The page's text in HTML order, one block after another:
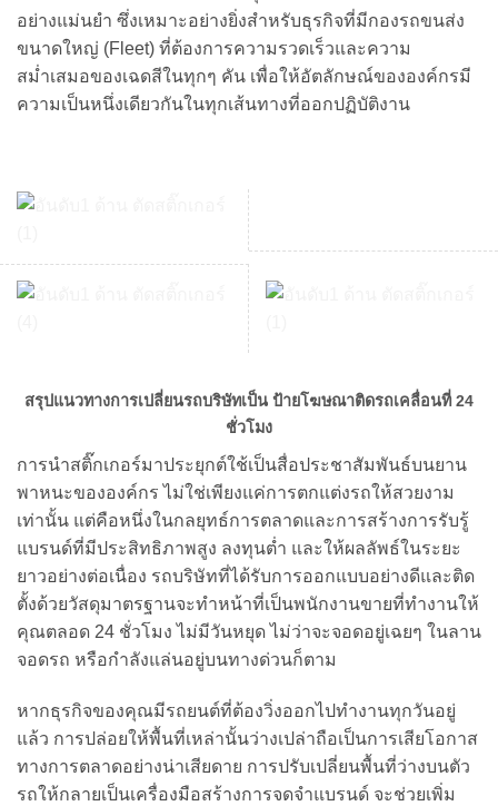
อย่างแม่นยำ ซึ่งเหมาะอย่างยิ่งสำหรับธุรกิจที่มีกองรถขนส่ง
ขนาดใหญ่ (Fleet) ที่ต้องการความรวดเร็วและความ
สม่ำเสมอของเฉดสีในทุกๆ คัน เพื่อให้อัตลักษณ์ขององค์กรมี
ความเป็นหนึ่งเดียวกันในทุกเส้นทางที่ออกปฏิบัติงาน
สรุปแนวทางการเปลี่ยนรถบริษัทเป็น ป้ายโฆษณาติดรถเคลื่อนที่ 24
ชั่วโมง
การนำสติ๊กเกอร์มาประยุกต์ใช้เป็นสื่อประชาสัมพันธ์บนยาน
พาหนะขององค์กร ไม่ใช่เพียงแค่การตกแต่งรถให้สวยงาม
เท่านั้น แต่คือหนึ่งในกลยุทธ์การตลาดและการสร้างการรับรู้
แบรนด์ที่มีประสิทธิภาพสูง ลงทุนต่ำ และให้ผลลัพธ์ในระยะ
ยาวอย่างต่อเนื่อง รถบริษัทที่ได้รับการออกแบบอย่างดีและติด
ตั้งด้วยวัสดุมาตรฐานจะทำหน้าที่เป็นพนักงานขายที่ทำงานให้
คุณตลอด 24 ชั่วโมง ไม่มีวันหยุด ไม่ว่าจะจอดอยู่เฉยๆ ในลาน
จอดรถ หรือกำลังแล่นอยู่บนทางด่วนก็ตาม
หากธุรกิจของคุณมีรถยนต์ที่ต้องวิ่งออกไปทำงานทุกวันอยู่
แล้ว การปล่อยให้พื้นที่เหล่านั้นว่างเปล่าถือเป็นการเสียโอกาส
ทางการตลาดอย่างน่าเสียดาย การปรับเปลี่ยนพื้นที่ว่างบนตัว
รถให้กลายเป็นเครื่องมือสร้างการจดจำแบรนด์ จะช่วยเพิ่ม